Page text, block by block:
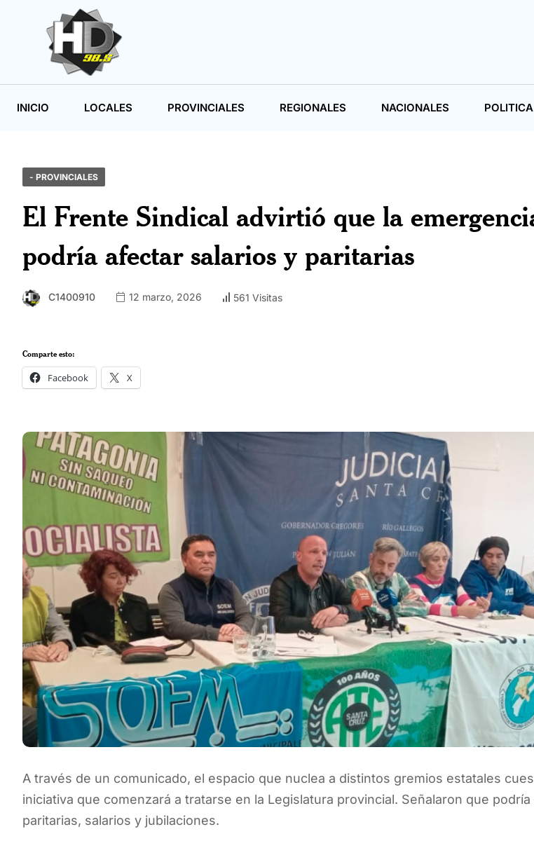
INICIO LOCALES PROVINCIALES REGIONALES NACIONALES POLITICA
- PROVINCIALES
El Frente Sindical advirtió que la
podría afectar salarios y paritarias
C1400910 12 marzo, 2026 561 Visitas
Comparte esto:
Facebook X
A través de un comunicado, el espacio que nuclea a distintos gremios estatales
iniciativa que comenzará a tratarse en la Legislatura provincial. Señalaron que
paritarias, salarios y jubilaciones.